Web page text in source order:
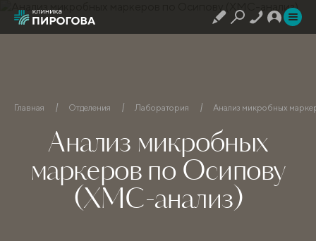
Главная Отделения Лаборатория Анализ микробных
Анализ микробных
маркеров по Осипову
(ХМС-анализ)